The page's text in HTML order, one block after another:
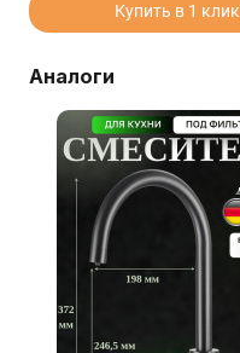
Купить в 1 клик
Аналоги